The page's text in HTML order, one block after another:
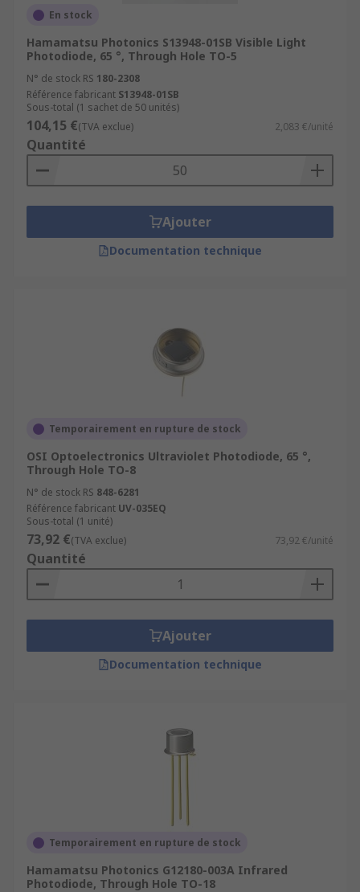
Schottky photodiode is based on the schottky
diode, or shottky barrier diode. It provides
additional functions over others, particularly
with regards to high speed and long wavelength
detection.
En stock
Hamamatsu Photonics S13948-01SB Visible Light
Photodiode, 65 °, Through Hole TO-5
N° de stock RS 180-2308
Référence fabricant S13948-01SB
Sous-total (1 sachet de 50 unités)
104,15 €(TVA exclue) 2,083 €/unité
Quantité
Ajouter
Documentation technique
Temporairement en rupture de stock
OSI Optoelectronics Ultraviolet Photodiode, 65 °,
Through Hole TO-8
N° de stock RS 848-6281
Référence fabricant UV-035EQ
Sous-total (1 unité)
73,92 €(TVA exclue) 73,92 €/unité
Quantité
Ajouter
Documentation technique
Temporairement en rupture de stock
Hamamatsu Photonics G12180-003A Infrared
Photodiode, Through Hole TO-18